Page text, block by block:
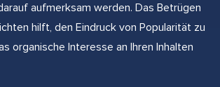
aufmerksam werden. Das Betrügen
hilft, den Eindruck von Popularität zu
organische Interesse an Ihren Inhalten